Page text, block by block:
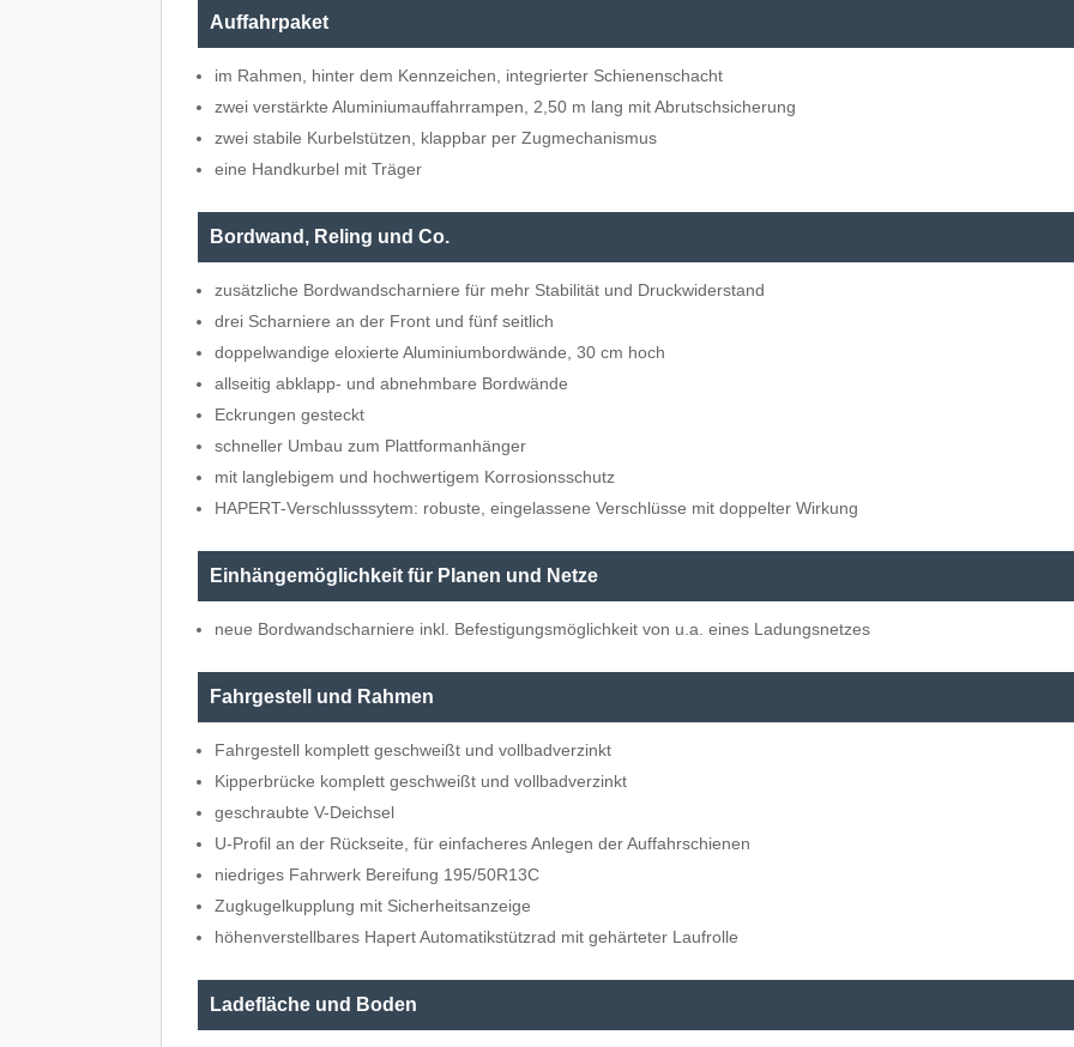
Auffahrpaket
im Rahmen, hinter dem Kennzeichen, integrierter Schienenschacht
zwei verstärkte Aluminiumauffahrrampen, 2,50 m lang mit Abrutschsicherung
zwei stabile Kurbelstützen, klappbar per Zugmechanismus
eine Handkurbel mit Träger
Bordwand, Reling und Co.
zusätzliche Bordwandscharniere für mehr Stabilität und Druckwiderstand
drei Scharniere an der Front und fünf seitlich
doppelwandige eloxierte Aluminiumbordwände, 30 cm hoch
allseitig abklapp- und abnehmbare Bordwände
Eckrungen gesteckt
schneller Umbau zum Plattformanhänger
mit langlebigem und hochwertigem Korrosionsschutz
HAPERT-Verschlusssytem: robuste, eingelassene Verschlüsse mit doppelter Wirkung
Einhängemöglichkeit für Planen und Netze
neue Bordwandscharniere inkl. Befestigungsmöglichkeit von u.a. eines Ladungsnetzes
Fahrgestell und Rahmen
Fahrgestell komplett geschweißt und vollbadverzinkt
Kipperbrücke komplett geschweißt und vollbadverzinkt
geschraubte V-Deichsel
U-Profil an der Rückseite, für einfacheres Anlegen der Auffahrschienen
niedriges Fahrwerk Bereifung 195/50R13C
Zugkugelkupplung mit Sicherheitsanzeige
höhenverstellbares Hapert Automatikstützrad mit gehärteter Laufrolle
Ladefläche und Boden